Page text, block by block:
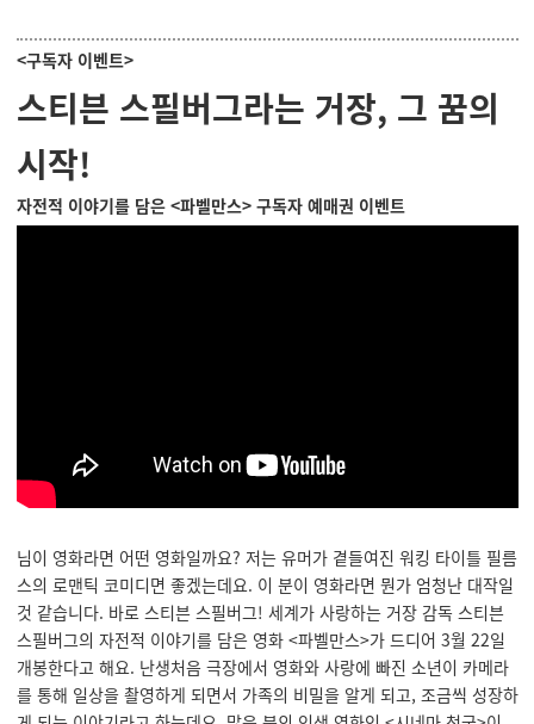
<구독자 이벤트>
스티븐 스필버그라는 거장, 그 꿈의
시작!
자전적 이야기를 담은 <파벨만스> 구독자 예매권 이벤트
님이 영화라면 어떤 영화일까요? 저는 유머가 곁들여진 워킹 타이틀 필름
스의 로맨틱 코미디면 좋겠는데요. 이 분이 영화라면 뭔가 엄청난 대작일
것 같습니다. 바로 스티븐 스필버그! 세계가 사랑하는 거장 감독 스티븐
스필버그의 자전적 이야기를 담은 영화 <파벨만스>가 드디어 3월 22일
개봉한다고 해요. 난생처음 극장에서 영화와 사랑에 빠진 소년이 카메라
를 통해 일상을 촬영하게 되면서 가족의 비밀을 알게 되고, 조금씩 성장하